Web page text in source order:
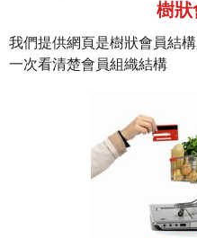
樹狀
我們提供網頁是樹狀會員結
一次看清楚會員組織結構